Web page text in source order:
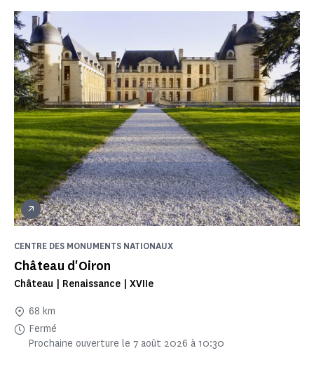
Château d'Oiron
CENTRE DES MONUMENTS NATIONAUX
Château | Renaissance | XVIIe
68 km
Fermé
Prochaine ouverture le 7 août 2026 à 10:30